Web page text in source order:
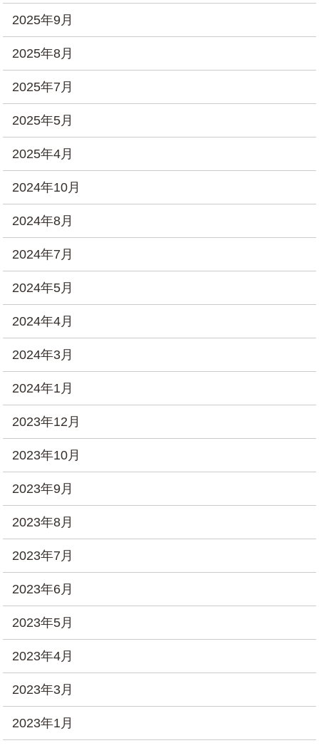
2025年9月
2025年8月
2025年7月
2025年5月
2025年4月
2024年10月
2024年8月
2024年7月
2024年5月
2024年4月
2024年3月
2024年1月
2023年12月
2023年10月
2023年9月
2023年8月
2023年7月
2023年6月
2023年5月
2023年4月
2023年3月
2023年1月